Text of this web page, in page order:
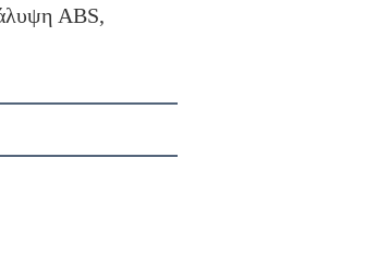
ABS,